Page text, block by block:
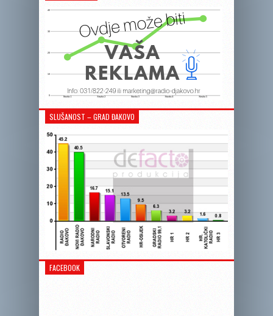
SLUŠANOST – GRAD ĐAKOVO
FACEBOOK